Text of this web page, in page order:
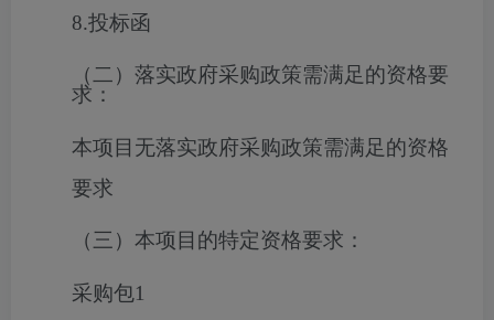
8.投标函
（二）落实政府采购政策需满足的资格要
求：
本项目无落实政府采购政策需满足的资格
要求
（三）本项目的特定资格要求：
采购包1